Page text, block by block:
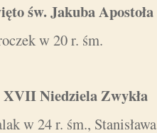
św. Jakuba
w 20 r. śm.
XVII Niedziela
w 24 r. śm.,